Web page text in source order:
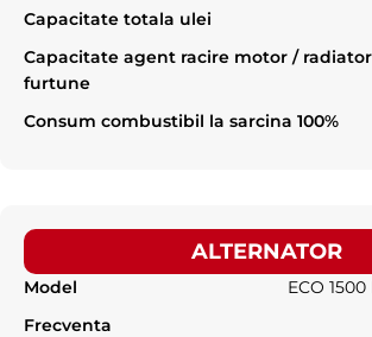
Capacitate totala ulei
Capacitate agent racire motor /
furtune
Consum combustibil la sarcina 100%
ALTERNATOR
Model
ECO
Frecventa